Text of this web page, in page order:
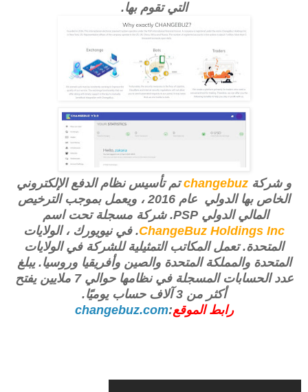
التي تقوم بها.
و شركة changebuzتم تأسيس نظام الدفع الإلكتروني
الخاص بها الدولي عام 2016 ، ويعمل بموجب الترخيص
المالي الدولي PSP. شركة مسجلة تحت اسم
ChangeBuz Holdings Inc. في نيويورك ، الولايات
المتحدة. تعمل المكاتب التمثيلية للشركة في الولايات
المتحدة والمملكة المتحدة والصين وأفريقيا وروسيا. يبلغ
عدد الحسابات المسجلة في نظامها حوالي 7 ملايين يفتح
أكثر من 3 آلاف حساب يوميًا.
رابط الموقع:
changebuz.com